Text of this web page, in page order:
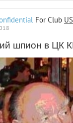
For Club
шпион в ЦК